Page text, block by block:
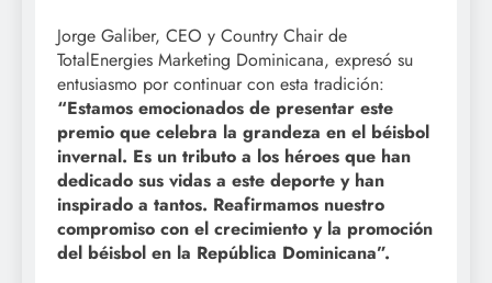
Jorge Galiber, CEO y Country Chair de
TotalEnergies Marketing Dominicana, expresó su
entusiasmo por continuar con esta tradición:
“Estamos emocionados de presentar este
premio que celebra la grandeza en el béisbol
invernal. Es un tributo a los héroes que han
dedicado sus vidas a este deporte y han
inspirado a tantos. Reafirmamos nuestro
compromiso con el crecimiento y la promoción
del béisbol en la República Dominicana”.